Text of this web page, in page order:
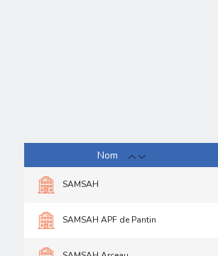
Nom
SAMSAH
SAMSAH APF de Pantin